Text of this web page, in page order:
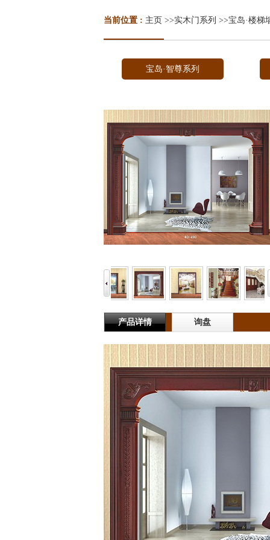
当前位置 : 主页 >>实木门系列 >>宝岛·楼梯
宝岛·智尊系列
产品详情 询盘